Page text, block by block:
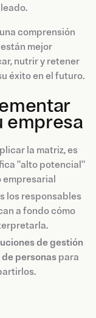
comprensión
mejor
nutrir y retener
éxito en el futuro.
empresa
la matriz, es
"alto potencial"
empresarial
los responsables
a fondo cómo
de gestión
personaspara